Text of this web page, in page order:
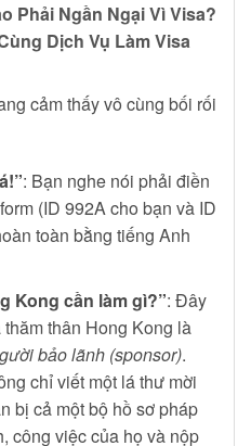
Phải Ngần Ngại Vì Visa?
Dịch Vụ Làm Visa
cảm thấy vô cùng bối rối
: Bạn nghe nói phải điền
(ID 992A cho bạn và ID
toàn bằng tiếng Anh
Kong cần làm gì?”: Đây
thân Hong Kong là
bảo lãnh (sponsor).
chỉ viết một lá thư mời
bị cả một bộ hồ sơ pháp
công việc của họ và nộp